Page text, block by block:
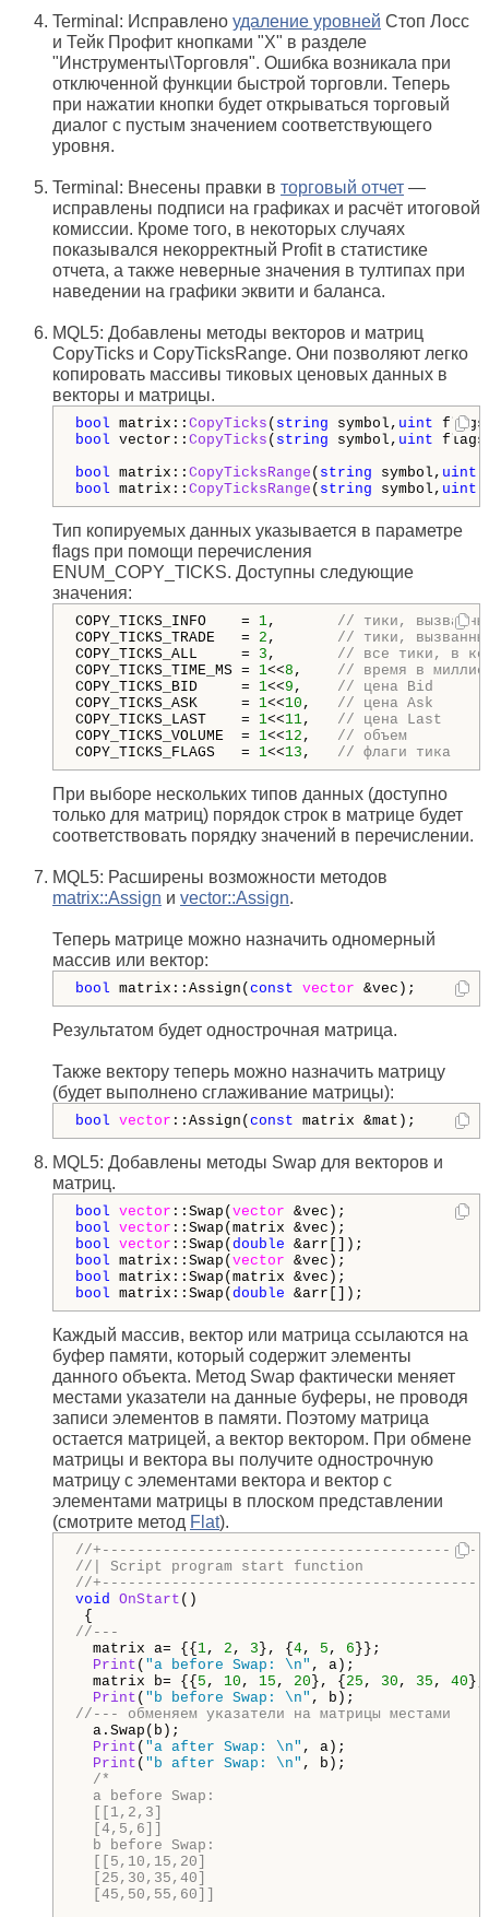
Terminal: Исправлено удаление уровней Стоп Лосс
и Тейк Профит кнопками "Х" в разделе
"Инструменты\Торговля". Ошибка возникала при
отключенной функции быстрой торговли. Теперь
при нажатии кнопки будет открываться торговый
диалог с пустым значением соответствующего
уровня.
Terminal: Внесены правки в торговый отчет —
исправлены подписи на графиках и расчёт итоговой
комиссии. Кроме того, в некоторых случаях
показывался некорректный Profit в статистике
отчета, а также неверные значения в тултипах при
наведении на графики эквити и баланса.
MQL5: Добавлены методы векторов и матриц
CopyTicks и CopyTicksRange. Они позволяют легко
копировать массивы тиковых ценовых данных в
векторы и матрицы.
bool matrix:: CopyTicks ( string symbol, uint
bool vector:: CopyTicks ( string symbol, uint
bool matrix:: CopyTicksRange ( string symbol, uint
bool matrix:: CopyTicksRange ( string symbol, uint
Тип копируемых данных указывается в параметре
flags при помощи перечисления
ENUM_COPY_TICKS. Доступны следующие
значения:
COPY_TICKS_INFO    = 1, // тики,
COPY_TICKS_TRADE   = 2 , // тики,
COPY_TICKS_ALL     = 3 , // все тики, в
COPY_TICKS_TIME_MS = 1<<8 , // время в
COPY_TICKS_BID     = 1<<9 , // цена Bid
COPY_TICKS_ASK     = 1<<10 , // цена Ask
COPY_TICKS_LAST    = 1<<11, // цена Last
COPY_TICKS_VOLUME  = 1<<12 , // объем
COPY_TICKS_FLAGS   = 1<<13 , // флаги тика
При выборе нескольких типов данных (доступно
только для матриц) порядок строк в матрице будет
соответствовать порядку значений в перечислении.
MQL5: Расширены возможности методов
matrix::Assign и vector::Assign.
Теперь матрице можно назначить одномерный
массив или вектор:
bool matrix::Assign(const vector &vec);
Результатом будет однострочная матрица.
Также вектору теперь можно назначить матрицу
(будет выполнено сглаживание матрицы):
bool vector ::Assign(const matrix &mat);
MQL5: Добавлены методы Swap для векторов и
матриц.
bool vector ::Swap(vector
bool vector
bool vector ::Swap(double
bool matrix::Swap(vector
bool
bool matrix::Swap(double &arr[]);
Каждый массив, вектор или матрица ссылаются на
буфер памяти, который содержит элементы
данного объекта. Метод Swap фактически меняет
местами указатели на данные буферы, не проводя
записи элементов в памяти. Поэтому матрица
остается матрицей, а вектор вектором. При обмене
матрицы и вектора вы получите однострочную
матрицу с элементами вектора и вектор с
элементами матрицы в плоском представлении
(смотрите метод Flat).
//
//| Script program start function
//
void
OnStart ()
//---
matrix a= {{1, 2 , 3}, {4, 5 , 6}};
Print ( "a before Swap: \n" , a);
matrix b= {{5 , 10 , 15 , 20}, {25 , 30 , 35 , 40},
Print ( "b before Swap: \n"
//--- обменяем указатели на матрицы местами
a.Swap(b);
Print ( "a after Swap: \n" , a);
Print ( "b after Swap: \n" , b);
/*
a before Swap:
[[1,2,3]
[4,5,6]]
b before Swap:
[[5,10,15,20]
[25,30,35,40]
[45,50,55,60]]